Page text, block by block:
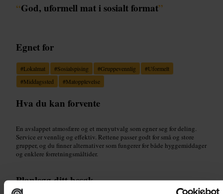
“God, uformell mat i sosialt format”
Egnet for
#Lokalmat #Sosialspising #Gruppevennlig #Uformelt
#Middagssted #Matopplevelse
Hva du kan forvente
En avslappet atmosfære og et menyutvalg som egner seg for deling.
Service er vennlig og effektiv. Rettene passer godt for små og store
grupper, og du finner alternativer som fungerer for både hyggemiddager
og enklere forretningsmåltider.
Planlegg ditt besøk